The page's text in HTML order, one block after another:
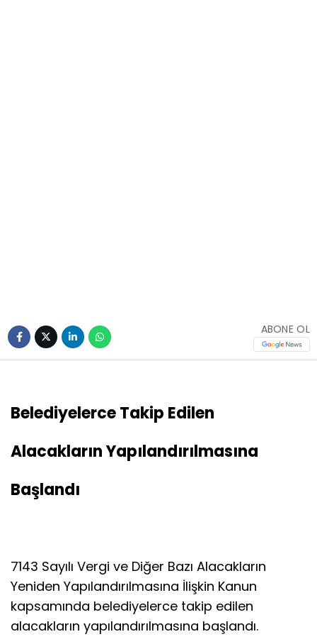
ABONE OL
Belediyelerce Takip Edilen
Alacakların Yapılandırılmasına
Başlandı
7143 Sayılı Vergi ve Diğer Bazı Alacakların
Yeniden Yapılandırılmasına İlişkin Kanun
kapsamında belediyelerce takip edilen
alacakların yapılandırılmasına başlandı.